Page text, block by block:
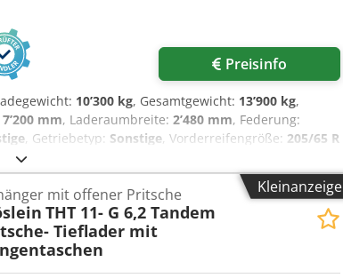
Preisinfo
10’300 kg, Gesamtgewicht: 13’900 kg,
7’200 mm, Laderaumbreite: 2’480 mm, Federung:
, Getriebetyp: Sonstige, Vorderreifengröße: 205/65 R
Sonstige
Ausziehbar um ca. 3.850 mm, Verriegelung bei ca.
bel. ca. 830 mm, Fahrzeug- Innenbreite ca.
100 x 50, 8 x Rungentaschen im Aussenrahmen ,
4 x Warntafeln mit Beleuchtung, Rundumleuchte
Kotflügel und Sprühnebelunterdrückung,
Muster- Bilder --, Mehr Daten unter: !,
Kleinanzeige
mit offener Pritsche
THT 11- G 6,2 Tandem
Tieflader mit